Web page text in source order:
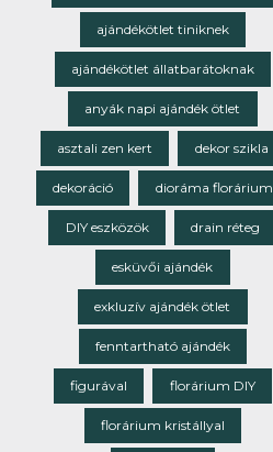
ajándékötlet tiniknek
ajándékötlet állatbarátoknak
anyák napi ajándék ötlet
asztali zen kert dekor szikla
dekoráció dioráma florárium
DIY eszközök drain réteg
esküvői ajándék
exkluzív ajándék ötlet
fenntartható ajándék
figurával florárium DIY
florárium kristállyal